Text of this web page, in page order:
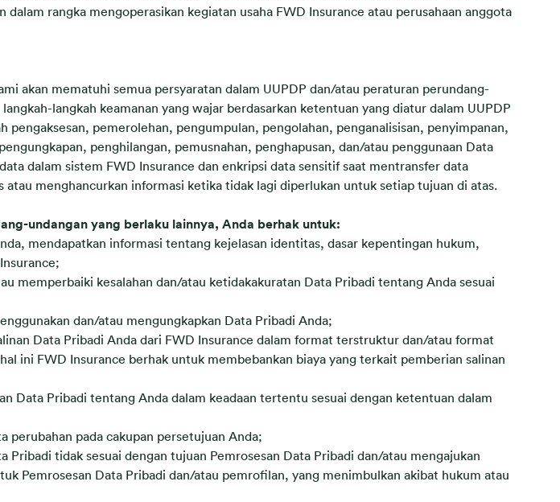
rangka mengoperasikan kegiatan usaha FWD Insurance atau perusahaan anggota
akan mematuhi semua persyaratan dalam UUPDP dan/atau peraturan perundang-
langkah keamanan yang wajar berdasarkan ketentuan yang diatur dalam UUPDP
pemerolehan, pengumpulan, pengolahan, penganalisisan, penyimpanan,
penghilangan, pemusnahan, penghapusan, dan/atau penggunaan Data
dalam sistem FWD Insurance dan enkripsi data sensitif saat mentransfer data
menghancurkan informasi ketika tidak lagi diperlukan untuk setiap tujuan di atas.
undangan yang berlaku lainnya, Anda berhak untuk:
mendapatkan informasi tentang kejelasan identitas, dasar kepentingan hukum,
memperbaiki kesalahan dan/atau ketidakakuratan Data Pribadi tentang Anda sesuai
dan/atau mengungkapkan Data Pribadi Anda;
Data Pribadi Anda dari FWD Insurance dalam format terstruktur dan/atau format
ini FWD Insurance berhak untuk membebankan biaya yang terkait pemberian salinan
Data Pribadi tentang Anda dalam keadaan tertentu sesuai dengan ketentuan dalam
perubahan pada cakupan persetujuan Anda;
tidak sesuai dengan tujuan Pemrosesan Data Pribadi dan/atau mengajukan
Pemrosesan Data Pribadi dan/atau pemrofilan, yang menimbulkan akibat hukum atau